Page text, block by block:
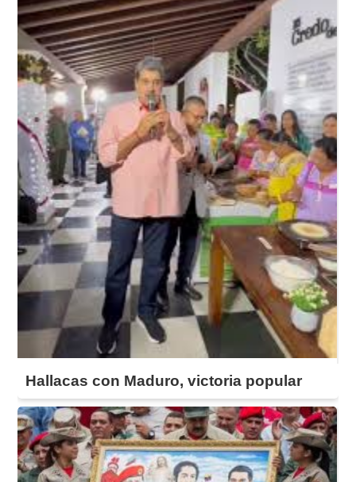
Hallacas con Maduro, victoria popular